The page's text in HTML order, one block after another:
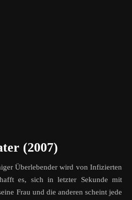
(2007)
Überlebender wird von Infizierten
es, sich in letzter Sekunde mit
Frau und die anderen scheint jede